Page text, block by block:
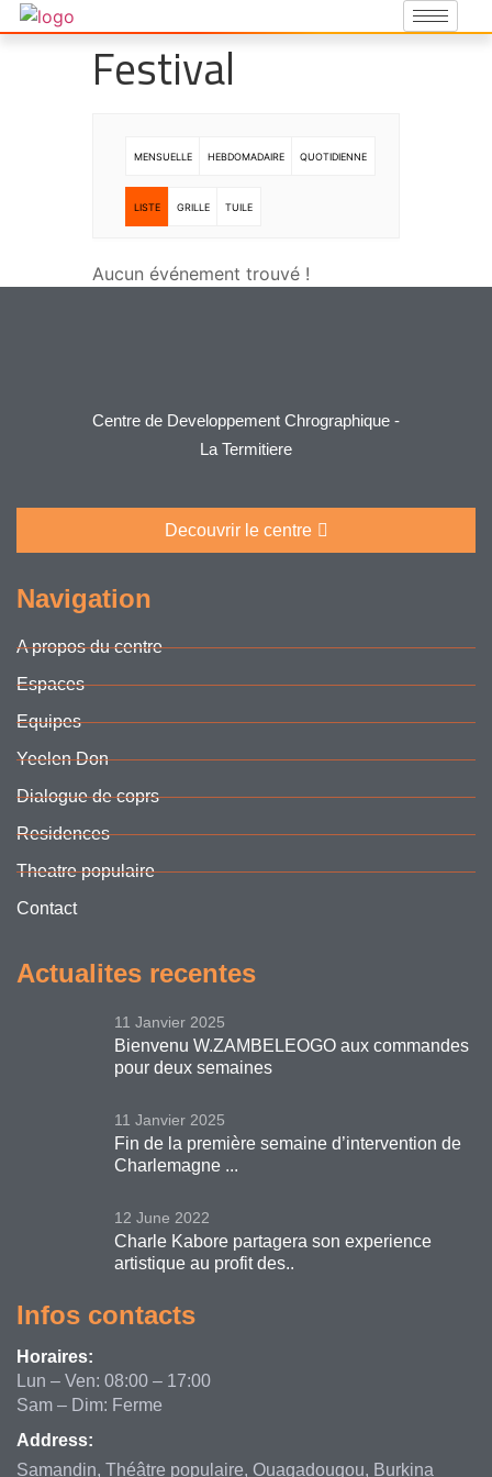
Festival
MENSUELLE HEBDOMADAIRE QUOTIDIENNE
LISTE GRILLE TUILE
Aucun événement trouvé !
Centre de Developpement Chrographique -
La Termitiere
Decouvrir le centre
Navigation
A propos du centre
Espaces
Equipes
Yeelen Don
Dialogue de coprs
Residences
Theatre populaire
Contact
Actualites recentes
11 Janvier 2025
Bienvenu W.ZAMBELEOGO aux commandes
pour deux semaines
11 Janvier 2025
Fin de la première semaine d’intervention de
Charlemagne ...
12 June 2022
Charle Kabore partagera son experience
artistique au profit des..
Infos contacts
Horaires:
Lun – Ven: 08:00 – 17:00
Sam – Dim: Ferme
Address:
Samandin, Théâtre populaire, Ouagadougou, Burkina